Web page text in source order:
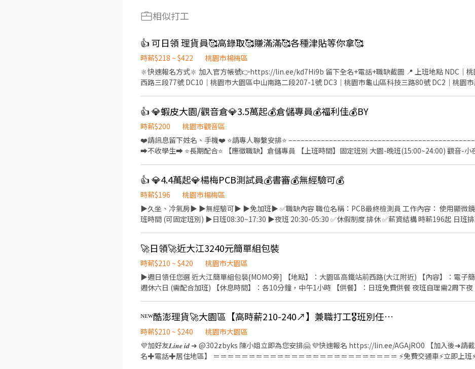
相似打工
👍 可日領 理貨員🥰高錄取🥰賺滿滿🥰各種津貼等你拿🥰
時薪$218 ~ $422
桃園市楊梅區
🔆快速報名方式🔆 加入官方帳號👉https://lin.ee/kd7Hi9b 留下全名+電話+職缺截圖 📍 上班地點 NDC｜桃園市大園區高鐵站前
西路三段77號 DC10｜桃園市大園區中山南路二段207-1號 DC3｜桃園市龜山區科技三路80號 DC2｜桃園
（休 1 小時） 08:00–17:00｜218 / h 09:00–18:00｜218 / h 🌤 午班（休 1 小時） 13:30–22:30｜230 / h
🌙 晚班（休 1 小時） 18:00–03:00｜246 / h 🌑 夜班中間會安排休息（可上廁所／喝水） 00:00–08:00｜253 / h 📌 不供餐（
帶或代訂） 💰 加班與津貼 加班前休息 30 分鐘 （可能加班 1–4 小時） 加班費：依勞基法 x1.34 倍／
+25 / h （需效期內證照） 六日出勤津貼：+40 / h （最高 +320 / 天） 🧾 薪資與工作內容 計薪期間：每
日：每月 10 號 工作內容：理貨、退貨 需配合：久站／久走／搬重物／加班／現場排班 重物部分會有輔具不
因為檔期增減 🔆快速報名方式🔆 加入官方帳號👉https://lin.ee/kd7Hi9b 留下全名+電話+職缺截圖
👍 💎蝦皮大園/觀音倉💎3.5萬起💰倉儲專員💰福利佳💰BY
時薪$200
桃園市觀音區
❤️請訊息留下姓名、手機❤️ ⭐請專人聯繫安排⭐
➡️不收學生➡️ ⭐長期配合⭐ 【應徵職缺】倉儲專員 【上班時間】固定班別 大園-晚班(15:00~24:00) 觀音-小夜班(16:00-01:00) 觀
1.年終獎金-依照公司每年營收營運，且會參照個人績效給予 2.年度調薪-依照公司每年營收營運，且會參照個人績
地點】 桃園市大園區建國路 桃園市觀音區寶倉街 - ❤️請訊息留下姓名、手機❤️ ⭐請專人聯繫安排⭐
👍 💎4.4萬起💎楊梅PCB測試員💰書審💰無經驗可💰
時薪$196
桃園市楊梅區
▶️久坐、冷氣房▶️ ▶️無經驗可▶️ ▶️免加班▶️ ✅職缺內容 職位名稱：PCB最終檢測員 工作內容： 使用顯微
班時間 (可固定班別) ▶️日班08:30~17:30 ▶️夜班 20:30-05:30 ✅休假制度 排休 ✅薪資結構 時薪196起 日班
坐 2.穿全套無塵衣 ✅工作地點 桃園市楊梅區高獅路813巷 ♥︎歡迎你的加入♥︎
–––––––––––––––––––– ❤️請訊息留下姓名、手機❤️ ⭐請專人聯繫安排⭐
🚀日領🚀近大江3240元簡單組包裝
時薪$210 ~ $420
桃園市大園區
▶週日領任您選 近大江簡單組包裝{MOMO旁] 【地點】：大園區高鐵站前西路(大江附近) 【內容】：電子
週休六日 (需配合加班) 【休息時間】：各10分鐘，中午1小時 【供餐】：日班免費供餐 夜班自理需2周下夜 ▶210H日班08:30-
ᴺᴱᵂ酷澎理貨🚀大園區【高時薪210-240↗】兼職打工🎖️班別任選🎖️週日領🎖️GJ
時薪$210 ~ $240
桃園市大園區
💜加好友𝑳𝒊𝒏𝒆 𝒊𝒅 ➜ @302zbyks 陳小姐立即為您安排🤗 💜快速報名 https://lin.ee/AGAjRO0 【加入後➜請
名✚電話✚居住地區】 ＝＝＝＝＝＝＝＝＝＝＝＝＝＝＝＝＝＝＝＝＝＝＝＝＝＝ ⚡免費交通車⚡立即上班